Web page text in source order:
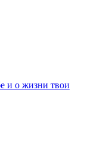
и о жизни твои